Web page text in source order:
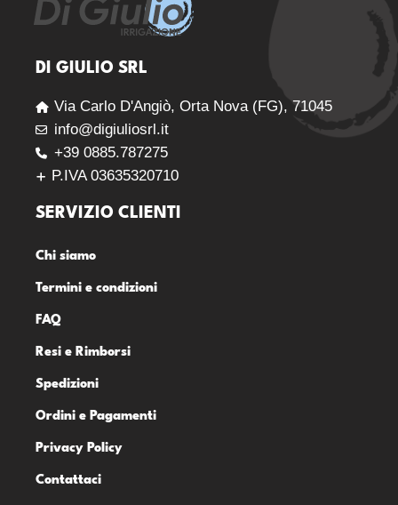
DI GIULIO SRL
Via Carlo D'Angiò, Orta Nova (FG), 71045
info@digiuliosrl.it
+39 0885.787275
P.IVA 03635320710
SERVIZIO CLIENTI
Chi siamo
Termini e condizioni
FAQ
Resi e Rimborsi
Spedizioni
Ordini e Pagamenti
Privacy Policy
Contattaci